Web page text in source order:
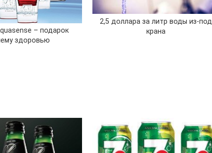
– подарок
здоровью
2,5 доллара за литр воды из-под
крана